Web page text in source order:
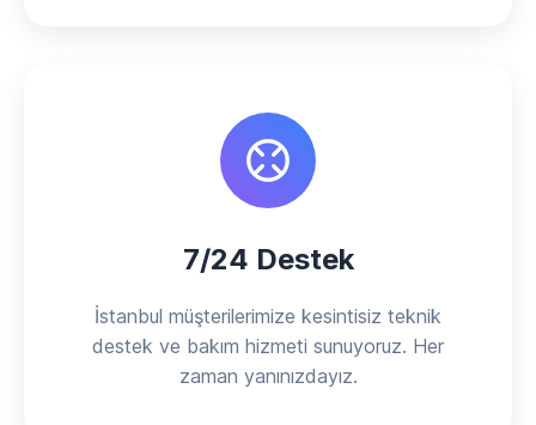
7/24 Destek
İstanbul müşterilerimize kesintisiz teknik
destek ve bakım hizmeti sunuyoruz. Her
zaman yanınızdayız.